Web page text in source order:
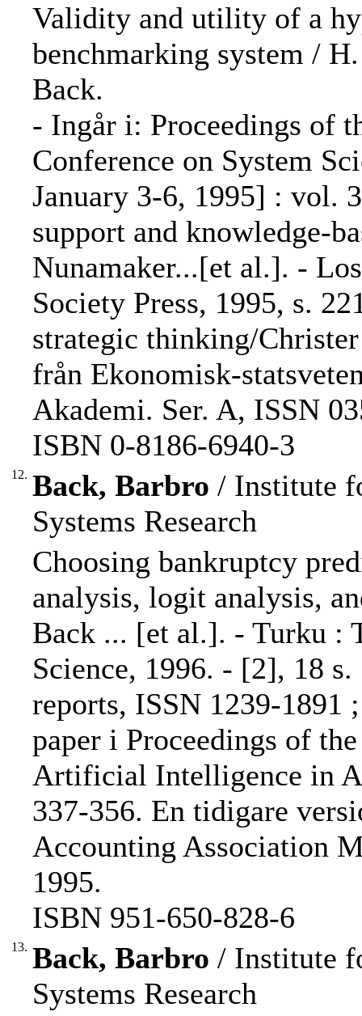
Validity and utility of a
benchmarking system /
Back.
- Ingår i: Proceedings of
Conference on System
January 3-6, 1995] : vol.
support and knowledge-
Nunamaker...[et al.]. -
Society Press, 1995, s.
strategic thinking/
från Ekonomisk-
Akademi. Ser. A, ISSN
ISBN 0-8186-6940-3
12. Back, Barbro / Institute
Systems Research
Choosing bankruptcy
analysis, logit analysis,
Back ... [et al.]. - Turku :
Science, 1996. - [2], 18
reports, ISSN 1239-1891
paper i Proceedings of
Artificial Intelligence in
337-356. En tidigare
Accounting Association
1995.
ISBN 951-650-828-6
13. Back, Barbro / Institute
Systems Research